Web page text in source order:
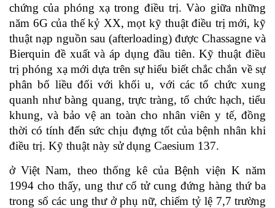
chứng của phóng xạ trong điều trị. Vào giữa những
năm 6G của thế kỷ XX, mọt kỹ thuật điều trị mới, kỹ
thuật nạp nguồn sau (afterloading) được Chassagne và
Bierquin đề xuất và áp dụng đầu tiên. Kỹ thuật điều
trị phóng xạ mới dựa trên sự hiểu biết chắc chắn về sự
phân bố liều đối với khối u, với các tổ chức xung
quanh như bàng quang, trực tràng, tổ chức hạch, tiểu
khung, và bảo vệ an toàn cho nhân viên y tế, đồng
thời có tính đến sức chịu đựng tốt của bệnh nhân khi
điều trị. Kỹ thuật này sử dụng Caesium 137.
ở Việt Nam, theo thống kê của Bệnh viện K năm
1994 cho thấy, ung thư cổ tử cung đứng hàng thứ ba
trong số các ung thư ở phụ nữ, chiếm tỷ lệ 7,7 trường